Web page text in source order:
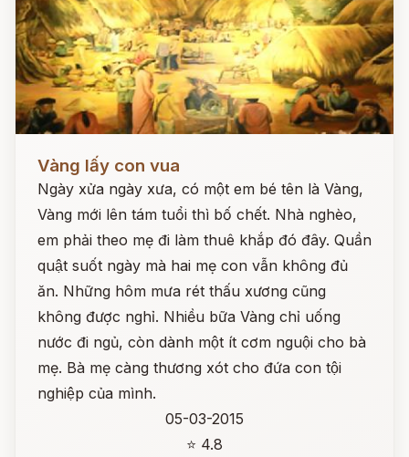
Vàng lấy con vua
Ngày xửa ngày xưa, có một em bé tên là Vàng,
Vàng mới lên tám tuổi thì bố chết. Nhà nghèo,
em phải theo mẹ đi làm thuê khắp đó đây. Quần
quật suốt ngày mà hai mẹ con vẫn không đủ
ăn. Những hôm mưa rét thấu xương cũng
không được nghỉ. Nhiều bữa Vàng chỉ uống
nước đi ngủ, còn dành một ít cơm nguội cho bà
mẹ. Bà mẹ càng thương xót cho đứa con tội
nghiệp của mình.
05-03-2015
⭐ 4.8